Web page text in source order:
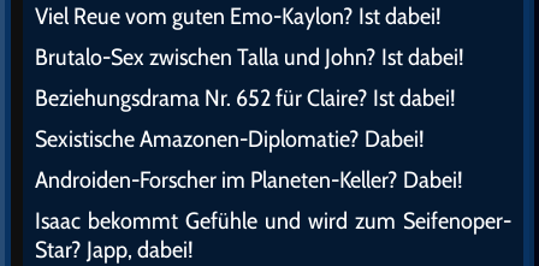
Viel Reue vom guten Emo-Kaylon? Ist dabei!
Brutalo-Sex zwischen Talla und John? Ist dabei!
Beziehungsdrama Nr. 652 für Claire? Ist dabei!
Sexistische Amazonen-Diplomatie? Dabei!
Androiden-Forscher im Planeten-Keller? Dabei!
Isaac bekommt Gefühle und wird zum Seifenoper-
Star? Japp, dabei!